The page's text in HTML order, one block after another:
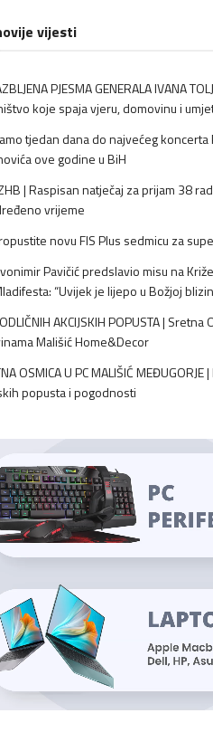
vijesti
PJESMA GENERALA IVANA
koje spaja vjeru, domovinu i
tjedan dana do najvećeg koncerta
ove godine u BiH
| Raspisan natječaj za prijam 38
vrijeme
novu FIS Plus sedmicu za
Pavičić predslavio misu na
“Uvijek je lijepo u Božjoj
AKCIJSKIH POPUSTA | Sretna
Mališić Home&Decor
OSMICA U PC MALIŠIĆ
popusta i pogodnosti